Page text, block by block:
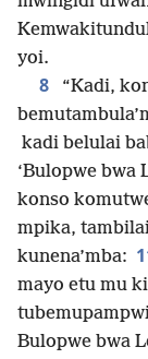
yoi.
8
“Kadi,
kadi belulai
‘Bulopwe bwa
konso
mpika,
kunena’mba:
mayo etu mu
Bulopwe bwa